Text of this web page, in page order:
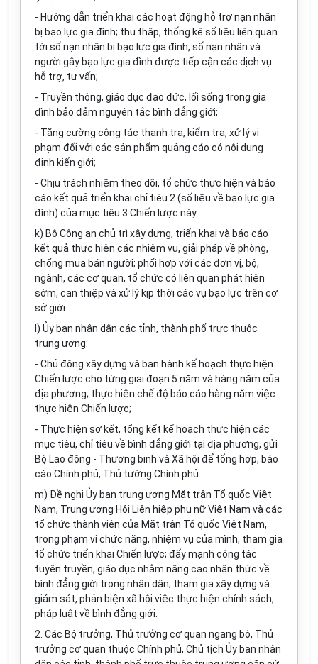
- Hướng dẫn triển khai các hoạt động hỗ trợ nạn nhân
bị bạo lực gia đình; thu thập, thống kê số liệu liên quan
tới số nạn nhân bị bạo lực gia đình, số nạn nhân và
người gây bạo lực gia đình được tiếp cận các dịch vụ
hỗ trợ, tư vấn;
- Truyền thông, giáo dục đạo đức, lối sống trong gia
đình bảo đảm nguyên tắc bình đẳng giới;
- Tăng cường công tác thanh tra, kiểm tra, xử lý vi
phạm đối với các sản phẩm quảng cáo có nội dung
định kiến giới;
- Chịu trách nhiệm theo dõi, tổ chức thực hiện và báo
cáo kết quả triển khai chỉ tiêu 2 (số liệu về bạo lực gia
đình) của mục tiêu 3 Chiến lược này.
k) Bộ Công an chủ trì xây dựng, triển khai và báo cáo
kết quả thực hiện các nhiệm vụ, giải pháp về phòng,
chống mua bán người; phối hợp với các đơn vị, bộ,
ngành, các cơ quan, tổ chức có liên quan phát hiện
sớm, can thiệp và xử lý kịp thời các vụ bạo lực trên cơ
sở giới.
l) Ủy ban nhân dân các tỉnh, thành phố trực thuộc
trung ương:
- Chủ động xây dựng và ban hành kế hoạch thực hiện
Chiến lược cho từng giai đoạn 5 năm và hàng năm của
địa phương; thực hiện chế độ báo cáo hàng năm việc
thực hiện Chiến lược;
- Thực hiện sơ kết, tổng kết kế hoạch thực hiện các
mục tiêu, chỉ tiêu về bình đẳng giới tại địa phương, gửi
Bộ Lao động - Thương binh và Xã hội để tổng hợp, báo
cáo Chính phủ, Thủ tướng Chính phủ.
m) Đề nghị Ủy ban trung ương Mặt trận Tổ quốc Việt
Nam, Trung ương Hội Liên hiệp phụ nữ Việt Nam và các
tổ chức thành viên của Mặt trận Tổ quốc Việt Nam,
trong phạm vi chức năng, nhiệm vụ của mình, tham gia
tổ chức triển khai Chiến lược; đẩy mạnh công tác
tuyên truyền, giáo dục nhằm nâng cao nhận thức về
bình đẳng giới trong nhân dân; tham gia xây dựng và
giám sát, phản biện xã hội việc thực hiện chính sách,
pháp luật về bình đẳng giới.
2. Các Bộ trưởng, Thủ trưởng cơ quan ngang bộ, Thủ
trưởng cơ quan thuộc Chính phủ, Chủ tịch Ủy ban nhân